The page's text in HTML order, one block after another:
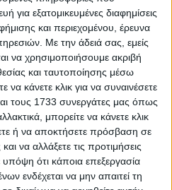
για εξατομικευμένες διαφημίσεις
και περιεχομένου, έρευνα
Με την άδειά σας, εμείς
να χρησιμοποιήσουμε ακριβή
και ταυτοποίησης μέσω
κάνετε κλικ για να συναινέσετε
τους 1733 συνεργάτες μας όπως
μπορείτε να κάνετε κλικ
ή να αποκτήσετε πρόσβαση σε
να αλλάξετε τις προτιμήσεις
υπόψη ότι κάποια επεξεργασία
ενδέχεται να μην απαιτεί τη